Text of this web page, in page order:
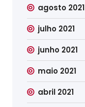
agosto 2021
julho 2021
junho 2021
maio 2021
abril 2021